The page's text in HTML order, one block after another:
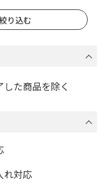
した商品を除く
れ対応